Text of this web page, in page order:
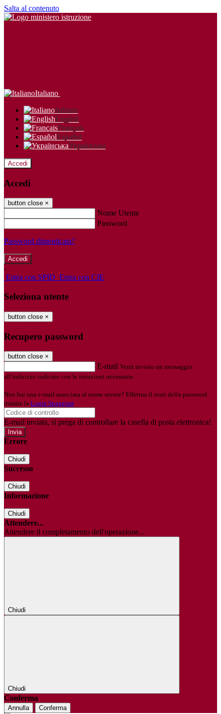
Salta al contenuto
Italiano
Italiano
English
Français
Español
Українська
Accedi
Accedi
button close ×
Nome Utente
Password
Password dimenticata?
-
Entra con SPID Entra con CIE
Seleziona utente
button close ×
Recupero password
button close ×
E-mail Verrà inviato un messaggio
all'indirizzo indicato con le istruzioni necessarie.
Non hai una e-mail associata al nome utente? Effettua il reset della password
tramite la Login Spaggiari
E-mail inviata, si prega di controllare la casella di posta elettronica!
Errore
Chiudi
Successo
Chiudi
Informazione
Chiudi
Attendere...
Attendere il completamento dell'operazione...
Chiudi
Chiudi
Conferma
Annulla Conferma